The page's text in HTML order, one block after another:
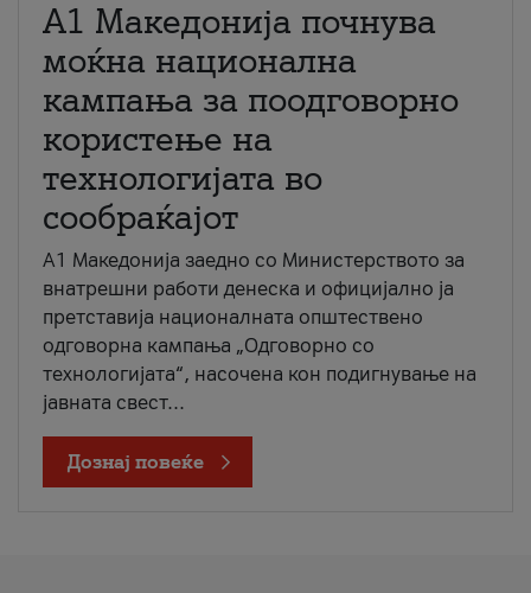
A1 Македонија почнува
моќна национална
кампања за поодговорно
користење на
технологијата во
сообраќајот
A1 Македонија заедно со Министерството за
внатрешни работи денеска и официјално ја
претставија националната општествено
одговорна кампања „Одговорно со
технологијата“, насочена кон подигнување на
јавната свест...
Дознај повеќе